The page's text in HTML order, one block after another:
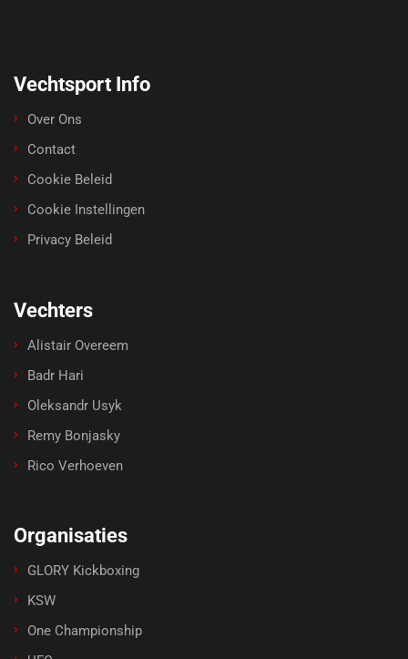
Vechtsport Info
Over Ons
Contact
Cookie Beleid
Cookie Instellingen
Privacy Beleid
Vechters
Alistair Overeem
Badr Hari
Oleksandr Usyk
Remy Bonjasky
Rico Verhoeven
Organisaties
GLORY Kickboxing
KSW
One Championship